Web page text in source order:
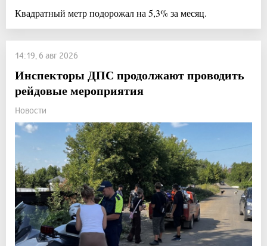
Квадратный метр подорожал на 5,3% за месяц.
14:19, 6 авг 2026
Инспекторы ДПС продолжают проводить
рейдовые мероприятия
Новости